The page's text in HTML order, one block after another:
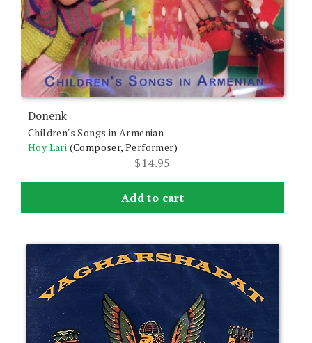
Donenk
Children's Songs in Armenian
Hoy Lari (Composer, Performer)
$14.95
Add to cart